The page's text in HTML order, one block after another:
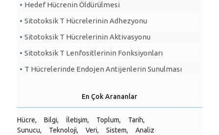
Hedef Hücrenin Öldürülmesi
Sitotoksik T Hücrelerinin Adhezyonu
Sitotoksik T Hücrelerinin Aktivasyonu
Sitotoksik T Lenfositlerinin Fonksiyonları
T Hücrelerinde Endojen Antijenlerin Sunulması
En Çok Arananlar
Hücre, Bilgi, İletişim, Toplum,
Tarih,
Sunucu,
Teknoloji, Veri, Sistem, Analiz